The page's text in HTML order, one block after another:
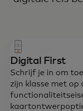
Digital First
Schrijf je in om
zijn klasse met op